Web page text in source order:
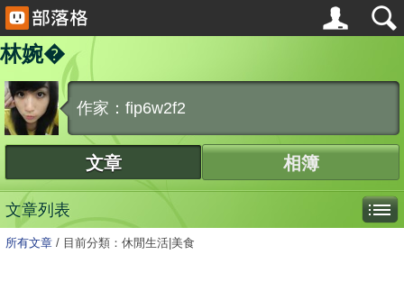
林婉�
作家：fip6w2f2
文章 相簿
文章列表
所有文章 / 目前分類：休閒生活|美食